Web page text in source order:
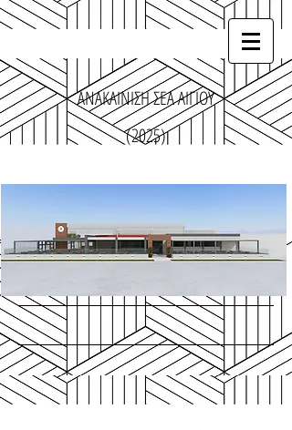
ΑΝΑΚΑΙΝΙΣΗ ΣΕΑ ΑΙΓΙΟΥ
(2025)